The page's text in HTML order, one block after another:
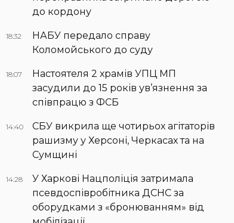
до кордону
18:32
НАБУ передало справу
Коломойського до суду
18:07
Настоятеля 2 храмів УПЦ МП
засудили до 15 років ув’язнення за
співпрацю з ФСБ
14:40
СБУ викрила ще чотирьох агітаторів
рашизму у Херсоні, Черкасах та на
Сумщині
14:28
У Харкові Нацполіція затримала
псевдоспівробітника ДСНС за
оборудками з «бронюванням» від